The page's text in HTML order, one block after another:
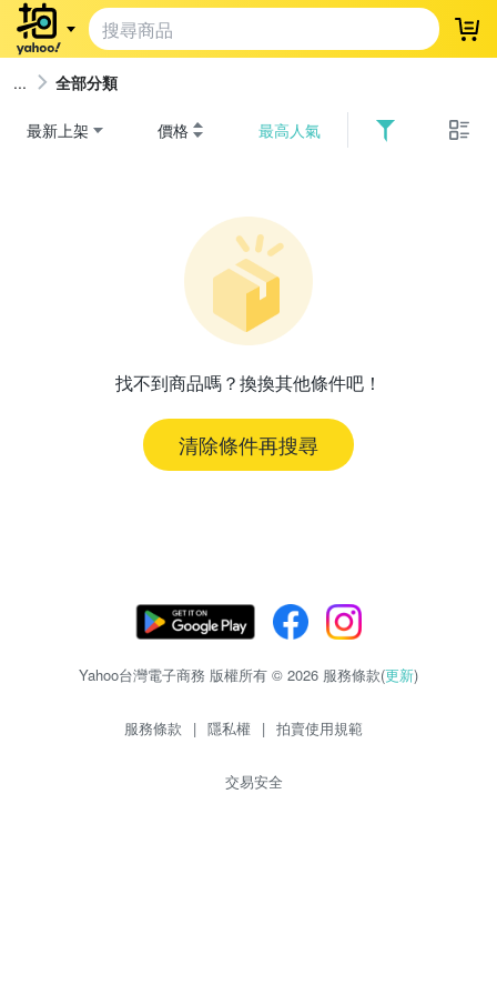
登
全部分類
最新上架 價格 最高人氣
找不到商品嗎？換換其他條件吧！
清除條件再搜尋
Yahoo台灣電子商務 版權所有 © 2026 服務條款(更新)
服務條款 | 隱私權 | 拍賣使用規範
交易安全